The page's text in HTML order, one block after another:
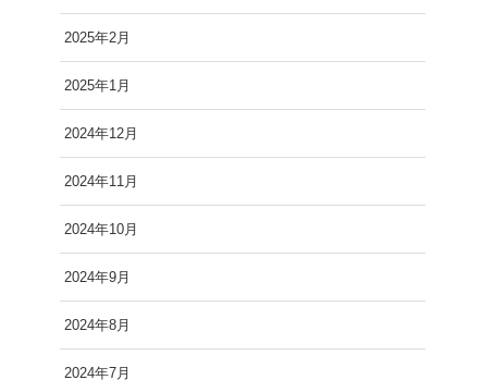
2025年2月
2025年1月
2024年12月
2024年11月
2024年10月
2024年9月
2024年8月
2024年7月